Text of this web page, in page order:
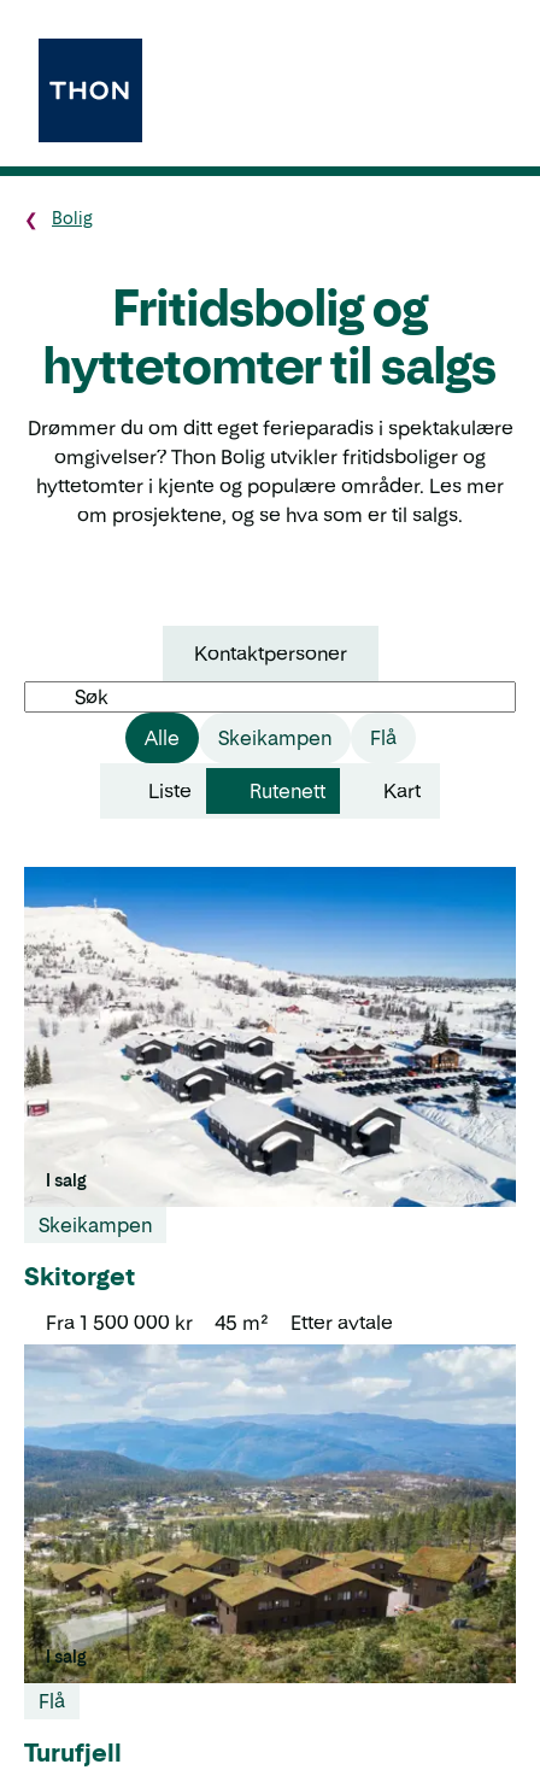
Bolig
Fritidsbolig og
hyttetomter til salgs
Drømmer du om ditt eget ferieparadis i spektakulære
omgivelser? Thon Bolig utvikler fritidsboliger og
hyttetomter i kjente og populære områder. Les mer
om prosjektene, og se hva som er til salgs.
Kontaktpersoner
Søk
Alle
Skeikampen Flå
Liste Rutenett Kart
Skeikampen
Skitorget
Fra 1 500 000 kr 45 m² Etter avtale
I salg
Flå
Turufjell
I salg